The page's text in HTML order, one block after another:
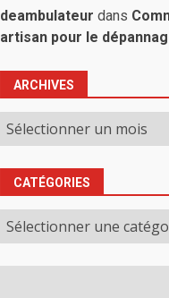
deambulateur dans
artisan pour le
ARCHIVES
Archives
CATÉGORIES
Catégories